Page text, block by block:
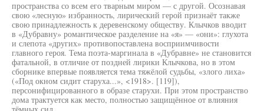
пространства со всем его тварным миром — с другой. Осознавая
свою «лесную» избранность, лирический герой признаёт также
свою принадлежность к деревенскому обществу. Клычков вводит
в «Дубравну» романтическое разделение на «я» — «они»: глухота
и слепота «других» противопоставлена восприимчивости
главного героя. Тема поэта-маргинала в «Дубравне» не становится
фатальной, в отличие от поздней лирики Клычкова, но в этом
сборнике впервые появляется тема тяжёлой судьбы, «злого лиха»
(«Под окном сидит старуха...», <1918>. [119]),
персонифицированного в образе старухи. При этом пространство
дома трактуется как место, полностью защищённое от влияния